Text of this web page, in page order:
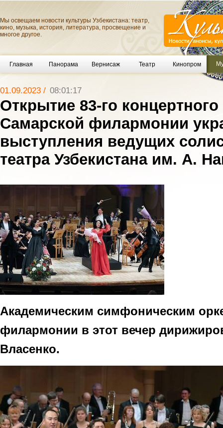
Мы освещаем новости культуры Узбекистана: театр,
кино, музыка, история, литература, просвещение и
многое другое.
Главная Панорама Вернисаж Театр Кинопром
01.09.2023 / 08:01:17
Открытие 83-го концертного
Самарской филармонии
выступления ведущих
театра Узбекистана им. А.
Академическим симфоническим
филармонии в этот вечер
Власенко.